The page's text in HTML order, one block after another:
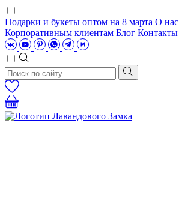
Подарки и букеты оптом на 8 марта О нас
Корпоративным клиентам Блог Контакты